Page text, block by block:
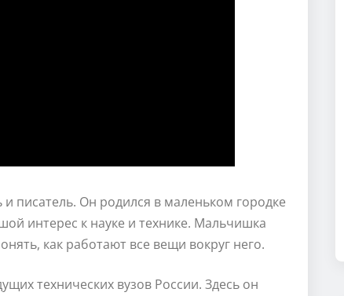
писатель. Он родился в маленьком городке
интерес к науке и технике. Мальчишка
как работают все вещи вокруг него.
технических вузов России. Здесь он